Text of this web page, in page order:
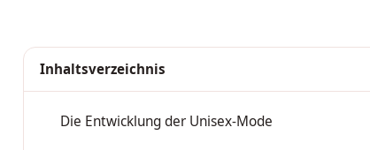
Inhaltsverzeichnis
Die Entwicklung der Unisex-Mode